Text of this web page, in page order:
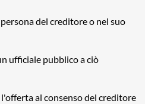
del creditore o nel suo
ufficiale pubblico a ciò
al consenso del creditore